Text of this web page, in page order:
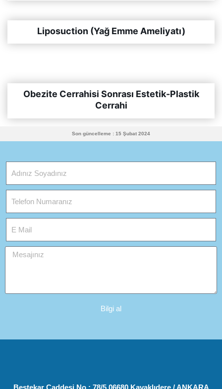
Liposuction (Yağ Emme Ameliyatı)
Obezite Cerrahisi Sonrası Estetik-Plastik
Cerrahi
Son güncelleme : 15 Şubat 2024
Bilgi al
Bestekar Caddesi No : 78/5 06680 Kavaklıdere / ANKARA